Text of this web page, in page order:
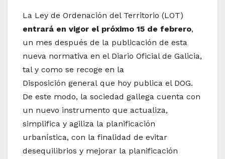
La Ley de Ordenación del Territorio (LOT)
entrará en vigor el próximo 15 de febrero,
un mes después de la publicación de esta
nueva normativa en el Diario Oficial de Galicia,
tal y como se recoge en la
Disposición general que hoy publica el DOG.
De este modo, la sociedad gallega cuenta con
un nuevo instrumento que actualiza,
simplifica y agiliza la planificación
urbanística, con la finalidad de evitar
desequilibrios y mejorar la planificación